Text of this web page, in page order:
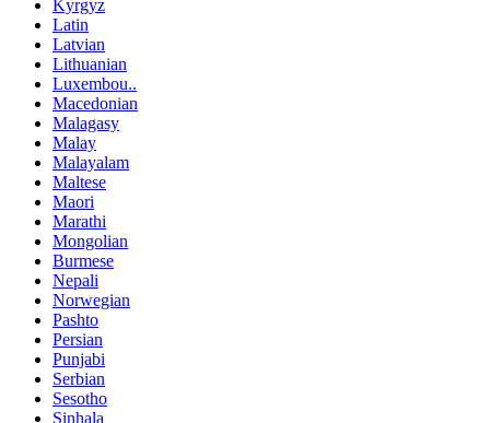
Kyrgyz
Latin
Latvian
Lithuanian
Luxembou..
Macedonian
Malagasy
Malay
Malayalam
Maltese
Maori
Marathi
Mongolian
Burmese
Nepali
Norwegian
Pashto
Persian
Punjabi
Serbian
Sesotho
Sinhala